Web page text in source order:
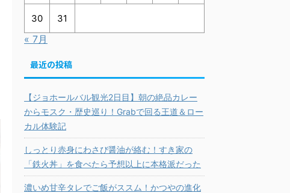
30 31
« 7月
最近の投稿
【ジョホールバル観光2日目】朝の絶品カレー
からモスク・歴史巡り！Grabで回る王道＆ロー
カル体験記
しっとり赤身にわさび醤油が絡む！すき家の
「鉄火丼」を食べたら予想以上に本格派だった
濃いめ甘辛タレでご飯がススム！かつやの進化